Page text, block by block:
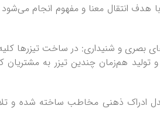
هدف انتقال معنا و مفهوم انجام می‌شود
هم‌زمان چندین تیزر به مشتریان
ادراک ذهنی مخاطب ساخته شده و